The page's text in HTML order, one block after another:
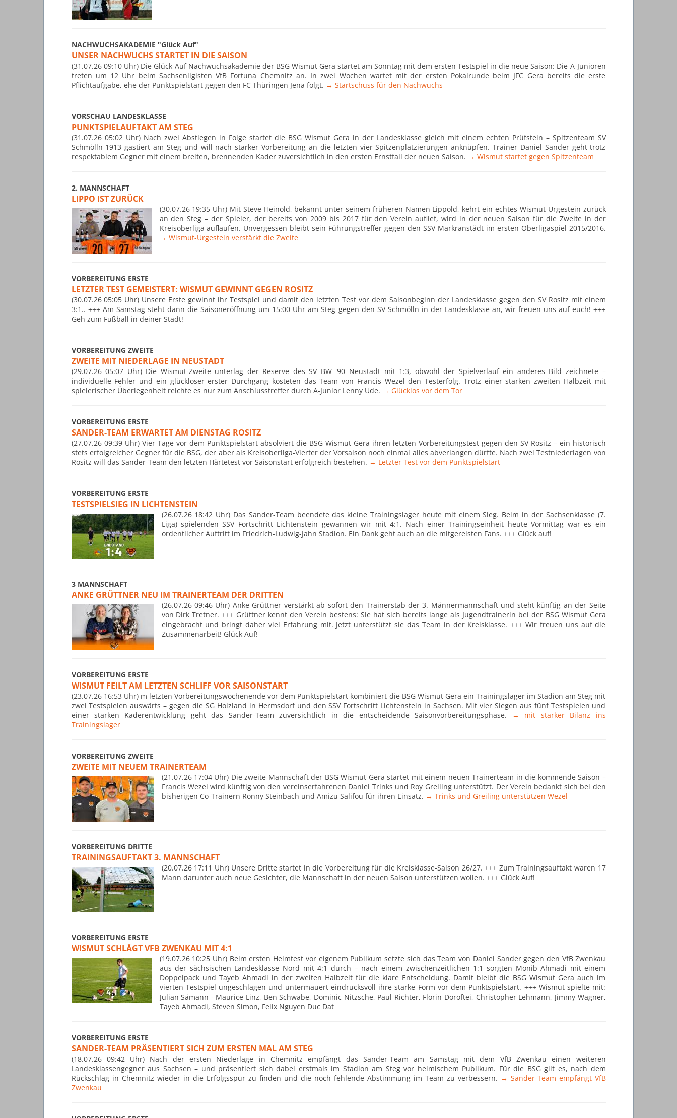
NACHWUCHSAKADEMIE "Glück Auf"
UNSER NACHWUCHS STARTET IN DIE SAISON
(31.07.26 09:10 Uhr) Die Glück-Auf Nachwuchsakademie der BSG Wismut Gera startet am Sonntag mit dem ersten Testspiel in die neue Saison: Die A-Junioren
treten um 12 Uhr beim Sachsenligisten VfB Fortuna Chemnitz an. In zwei Wochen wartet mit der ersten Pokalrunde beim JFC Gera bereits die erste
Pflichtaufgabe, ehe der Punktspielstart gegen den FC Thüringen Jena folgt. → Startschuss für den Nachwuchs
VORSCHAU LANDESKLASSE
PUNKTSPIELAUFTAKT AM STEG
(31.07.26 05:02 Uhr) Nach zwei Abstiegen in Folge startet die BSG Wismut Gera in der Landesklasse gleich mit einem echten Prüfstein – Spitzenteam SV
Schmölln 1913 gastiert am Steg und will nach starker Vorbereitung an die letzten vier Spitzenplatzierungen anknüpfen. Trainer Daniel Sander geht trotz
respektablem Gegner mit einem breiten, brennenden Kader zuversichtlich in den ersten Ernstfall der neuen Saison. → Wismut startet gegen Spitzenteam
2. MANNSCHAFT
LIPPO IST ZURÜCK
(30.07.26 19:35 Uhr) Mit Steve Heinold, bekannt unter seinem früheren Namen Lippold, kehrt ein echtes Wismut-Urgestein zurück
an den Steg – der Spieler, der bereits von 2009 bis 2017 für den Verein auflief, wird in der neuen Saison für die Zweite in der
Kreisoberliga auflaufen. Unvergessen bleibt sein Führungstreffer gegen den SSV Markranstädt im ersten Oberligaspiel 2015/2016.
→ Wismut-Urgestein verstärkt die Zweite
VORBEREITUNG ERSTE
LETZTER TEST GEMEISTERT: WISMUT GEWINNT GEGEN ROSITZ
(30.07.26 05:05 Uhr) Unsere Erste gewinnt ihr Testspiel und damit den letzten Test vor dem Saisonbeginn der Landesklasse gegen den SV Rositz mit einem
3:1.. +++ Am Samstag steht dann die Saisoneröffnung um 15:00 Uhr am Steg gegen den SV Schmölln in der Landesklasse an, wir freuen uns auf euch! +++
Geh zum Fußball in deiner Stadt!
VORBEREITUNG ZWEITE
ZWEITE MIT NIEDERLAGE IN NEUSTADT
(29.07.26 05:07 Uhr) Die Wismut-Zweite unterlag der Reserve des SV BW '90 Neustadt mit 1:3, obwohl der Spielverlauf ein anderes Bild zeichnete –
individuelle Fehler und ein glückloser erster Durchgang kosteten das Team von Francis Wezel den Testerfolg. Trotz einer starken zweiten Halbzeit mit
spielerischer Überlegenheit reichte es nur zum Anschlusstreffer durch A-Junior Lenny Ude. → Glücklos vor dem Tor
VORBEREITUNG ERSTE
SANDER-TEAM ERWARTET AM DIENSTAG ROSITZ
(27.07.26 09:39 Uhr) Vier Tage vor dem Punktspielstart absolviert die BSG Wismut Gera ihren letzten Vorbereitungstest gegen den SV Rositz – ein historisch
stets erfolgreicher Gegner für die BSG, der aber als Kreisoberliga-Vierter der Vorsaison noch einmal alles abverlangen dürfte. Nach zwei Testniederlagen von
Rositz will das Sander-Team den letzten Härtetest vor Saisonstart erfolgreich bestehen. → Letzter Test vor dem Punktspielstart
VORBEREITUNG ERSTE
TESTSPIELSIEG IN LICHTENSTEIN
(26.07.26 18:42 Uhr) Das Sander-Team beendete das kleine Trainingslager heute mit einem Sieg. Beim in der Sachsenklasse (7.
Liga) spielenden SSV Fortschritt Lichtenstein gewannen wir mit 4:1. Nach einer Trainingseinheit heute Vormittag war es ein
ordentlicher Auftritt im Friedrich-Ludwig-Jahn Stadion. Ein Dank geht auch an die mitgereisten Fans. +++ Glück auf!
3 MANNSCHAFT
ANKE GRÜTTNER NEU IM TRAINERTEAM DER DRITTEN
(26.07.26 09:46 Uhr) Anke Grüttner verstärkt ab sofort den Trainerstab der 3. Männermannschaft und steht künftig an der Seite
von Dirk Tretner. +++ Grüttner kennt den Verein bestens: Sie hat sich bereits lange als Jugendtrainerin bei der BSG Wismut Gera
eingebracht und bringt daher viel Erfahrung mit. Jetzt unterstützt sie das Team in der Kreisklasse. +++ Wir freuen uns auf die
Zusammenarbeit! Glück Auf!
VORBEREITUNG ERSTE
WISMUT FEILT AM LETZTEN SCHLIFF VOR SAISONSTART
(23.07.26 16:53 Uhr) m letzten Vorbereitungswochenende vor dem Punktspielstart kombiniert die BSG Wismut Gera ein Trainingslager im Stadion am Steg mit
zwei Testspielen auswärts – gegen die SG Holzland in Hermsdorf und den SSV Fortschritt Lichtenstein in Sachsen. Mit vier Siegen aus fünf Testspielen und
einer starken Kaderentwicklung geht das Sander-Team zuversichtlich in die entscheidende Saisonvorbereitungsphase.
→ mit starker Bilanz ins
Trainingslager
VORBEREITUNG ZWEITE
ZWEITE MIT NEUEM TRAINERTEAM
(21.07.26 17:04 Uhr) Die zweite Mannschaft der BSG Wismut Gera startet mit einem neuen Trainerteam in die kommende Saison –
Francis Wezel wird künftig von den vereinserfahrenen Daniel Trinks und Roy Greiling unterstützt. Der Verein bedankt sich bei den
bisherigen Co-Trainern Ronny Steinbach und Amizu Salifou für ihren Einsatz. → Trinks und Greiling unterstützen Wezel
VORBEREITUNG DRITTE
TRAININGSAUFTAKT 3. MANNSCHAFT
(20.07.26 17:11 Uhr) Unsere Dritte startet in die Vorbereitung für die Kreisklasse-Saison 26/27. +++ Zum Trainingsauftakt waren 17
Mann darunter auch neue Gesichter, die Mannschaft in der neuen Saison unterstützen wollen. +++ Glück Auf!
VORBEREITUNG ERSTE
WISMUT SCHLÄGT VFB ZWENKAU MIT 4:1
(19.07.26 10:25 Uhr) Beim ersten Heimtest vor eigenem Publikum setzte sich das Team von Daniel Sander gegen den VfB Zwenkau
aus der sächsischen Landesklasse Nord mit 4:1 durch – nach einem zwischenzeitlichen 1:1 sorgten Monib Ahmadi mit einem
Doppelpack und Tayeb Ahmadi in der zweiten Halbzeit für die klare Entscheidung. Damit bleibt die BSG Wismut Gera auch im
vierten Testspiel ungeschlagen und untermauert eindrucksvoll ihre starke Form vor dem Punktspielstart. +++ Wismut spielte mit:
Julian Sämann - Maurice Linz, Ben Schwabe, Dominic Nitzsche, Paul Richter, Florin Doroftei, Christopher Lehmann, Jimmy Wagner,
Tayeb Ahmadi, Steven Simon, Felix Nguyen Duc Dat
VORBEREITUNG ERSTE
SANDER-TEAM PRÄSENTIERT SICH ZUM ERSTEN MAL AM STEG
(18.07.26 09:42 Uhr) Nach der ersten Niederlage in Chemnitz empfängt das Sander-Team am Samstag mit dem VfB Zwenkau einen weiteren
Landesklassengegner aus Sachsen – und präsentiert sich dabei erstmals im Stadion am Steg vor heimischem Publikum. Für die BSG gilt es, nach dem
Rückschlag in Chemnitz wieder in die Erfolgsspur zu finden und die noch fehlende Abstimmung im Team zu verbessern. → Sander-Team empfängt VfB
Zwenkau